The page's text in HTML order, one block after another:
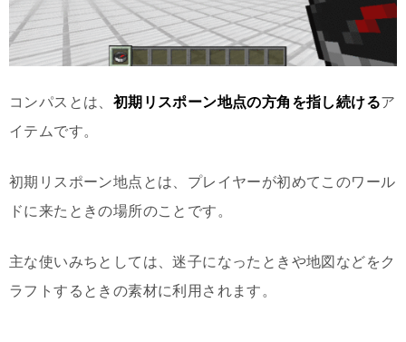
コンパスとは、 初期リスポーン地点の方角を指し続けるア
イテムです。
初期リスポーン地点とは、プレイヤーが初めてこのワール
ドに来たときの場所のことです。
主な使いみちとしては、迷子になったときや地図などをク
ラフトするときの素材に利用されます。